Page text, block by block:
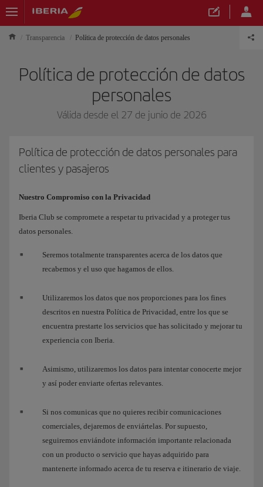
Transparencia Política de protección de datos personales
Política de protección de datos
personales
Válida desde el 27 de junio de 2026
Política de protección de datos personales para
clientes y pasajeros
Nuestro Compromiso con la Privacidad
Iberia Club se compromete a respetar tu privacidad y a proteger tus
datos personales.
Seremos totalmente transparentes acerca de los datos que
recabemos y el uso que hagamos de ellos.
Utilizaremos los datos que nos proporciones para los fines
descritos en nuestra Política de Privacidad, entre los que se
encuentra prestarte los servicios que has solicitado y mejorar tu
experiencia con Iberia.
Asimismo, utilizaremos los datos para intentar conocerte mejor
y así poder enviarte ofertas relevantes.
Si nos comunicas que no quieres recibir comunicaciones
comerciales, dejaremos de enviártelas. Por supuesto,
seguiremos enviándote información importante relacionada
con un producto o servicio que hayas adquirido para
mantenerte informado acerca de tu reserva e itinerario de viaje.